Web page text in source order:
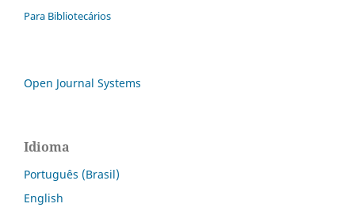
Para Bibliotecários
Open Journal Systems
Idioma
Português (Brasil)
English